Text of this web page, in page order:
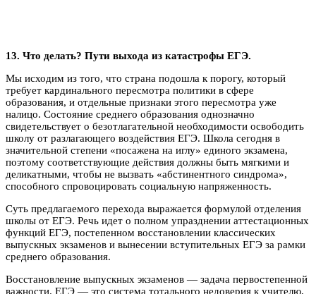
13. Что делать? Пути выхода из катастрофы ЕГЭ.
Мы исходим из того, что страна подошла к порогу, который
требует кардинального пересмотра политики в сфере
образования, и отдельные признаки этого пересмотра уже
налицо. Состояние среднего образования однозначно
свидетельствует о безотлагательной необходимости освободить
школу от разлагающего воздействия ЕГЭ. Школа сегодня в
значительной степени «посажена на иглу» единого экзамена,
поэтому соответствующие действия должны быть мягкими и
деликатными, чтобы не вызвать «абстинентного синдрома»,
способного спровоцировать социальную напряженность.
Суть предлагаемого перехода выражается формулой отделения
школы от ЕГЭ. Речь идет о полном упразднении аттестационных
функций ЕГЭ, постепенном восстановлении классических
выпускных экзаменов и вынесении вступительных ЕГЭ за рамки
среднего образования.
Восстановление выпускных экзаменов — задача первостепенной
важности. ЕГЭ — это система тотального недоверия к учителю,